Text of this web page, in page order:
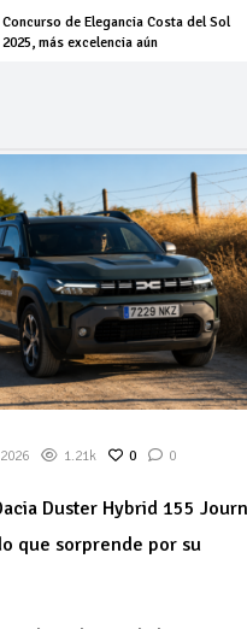
Concurso de Elegancia Costa del Sol
2025, más excelencia aún
1.21k 0 0
Duster Hybrid 155
que sorprende por su